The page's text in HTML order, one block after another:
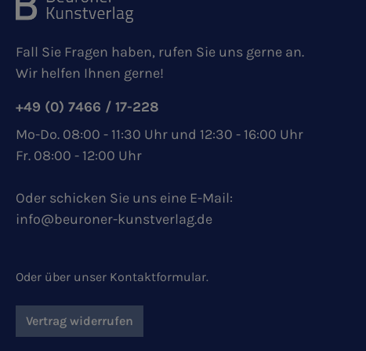
Fall Sie Fragen haben, rufen Sie uns gerne an.
Wir helfen Ihnen gerne!
+49 (0) 7466 / 17-228
Mo-Do. 08:00 - 11:30 Uhr und 12:30 - 16:00 Uhr
Fr. 08:00 - 12:00 Uhr
Oder schicken Sie uns eine E-Mail:
info@beuroner-kunstverlag.de
Oder über unser Kontaktformular.
Vertrag widerrufen